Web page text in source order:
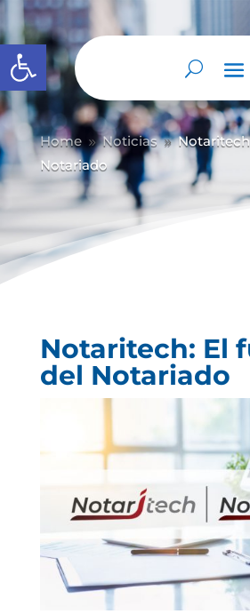
Abrir barra de herramientas
Home 9 Noticias 9
Notariado
Notaritech: El
del Notariado